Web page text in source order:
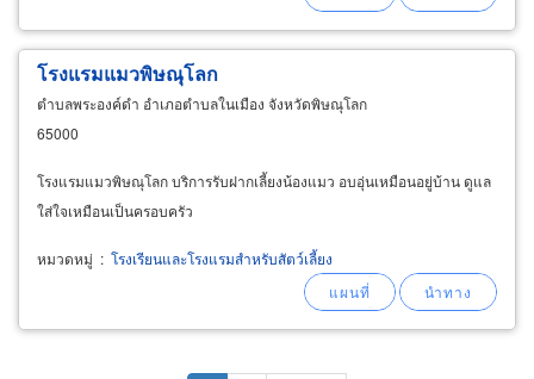
โรงแรมแมวพิษณุโลก
ตำบลพระองค์ดำ อำเภอตำบลในเมือง จังหวัดพิษณุโลก
65000
โรงแรมแมวพิษณุโลก บริการรับฝากเลี้ยงน้องแมว อบอุ่นเหมือนอยู่บ้าน ดูแล
ใส่ใจเหมือนเป็นครอบครัว
หมวดหมู่ : โรงเรียนและโรงแรมสำหรับสัตว์เลี้ยง